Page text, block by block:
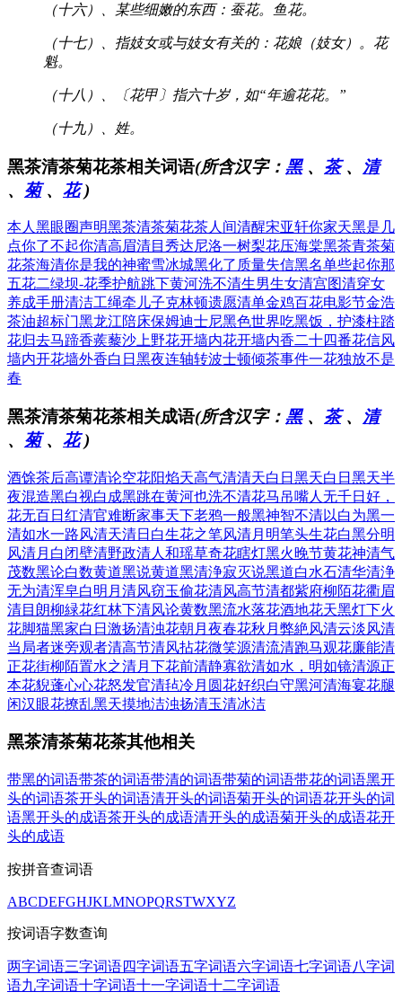
（十六）、某些细嫩的东西：蚕花。鱼花。
（十七）、指妓女或与妓女有关的：花娘（妓女）。花
魁。
（十八）、〔花甲〕指六十岁，如“年逾花花。”
（十九）、姓。
黑茶清茶菊花茶相关词语(所含汉字： 黑、 茶、 清
、 菊、 花)
本人黑眼圈声明黑茶清茶菊花茶人间清醒宋亚轩你家天黑是几
点你了不起你清高眉清目秀达尼洛一树梨花压海棠黑茶青茶菊
花茶海清你是我的神蜜雪冰城黑化了 质量失信黑名单些起你那
五花二绿坝-花季护航跳下黄河洗不清生男生女清宫图清穿女
养成手册清洁工绳牵儿子克林顿遗愿清单金鸡百花电影节金浩
茶油超标门黑龙江陪床保姆迪士尼黑色世界吃黑饭，护漆柱踏
花归去马蹄香蒺藜沙上野花开墙内花开墙内香二十四番花信风
墙内开花墙外香白日黑夜连轴转波士顿倾茶事件一花独放不是
春
黑茶清茶菊花茶相关成语(所含汉字： 黑、 茶、 清
、 菊、 花)
酒馀茶后高谭清论空花阳焰天高气清清天白日 黑天白日 黑天半
夜混造黑白视白成黑跳在黄河也洗不清花马吊嘴人无千日好，
花无百日红清官难断家事天下老鸦一般黑神智不清以白为黑一
清如水一路风清天清日白生花之笔风清月明笔头生花白黑分明
风清月白闭壁清野政清人和瑶草奇花瞎灯黑火晚节黄花神清气
茂数黑论白数黄道黑说黄道黑清浄寂灭说黑道白水石清华清浄
无为清浑皁白明月清风窃玉偷花清风高节清都紫府柳陌花衢眉
清目朗柳緑花红林下清风论黄数黑流水落花酒地花天黑灯下火
花脚猫黑家白日 激扬清浊花朝月夜春花秋月 弊絶风清云淡风清
当局者迷旁观者清高节清风拈花微笑源清流清跑马观花廉能清
正花街柳陌置水之清月下花前清静寡欲清如水，明如镜清源正
本花貎蓬心心花怒发官清毡冷月圆花好织白守黑河清海宴花腿
闲汉 眼花撩乱黑天摸地洁浊扬清玉清冰洁
黑茶清茶菊花茶其他相关
带黑的词语带茶的词语带清的词语带菊的词语带花的词语黑开
头的词语茶开头的词语清开头的词语菊开头的词语花开头的词
语黑开头的成语茶开头的成语清开头的成语菊开头的成语花开
头的成语
按拼音查词语
ABCDEFGHJKLMNOPQRSTWXYZ
按词语字数查询
两字词语三字词语四字词语五字词语六字词语七字词语八字词
语九字词语十字词语十一字词语十二字词语